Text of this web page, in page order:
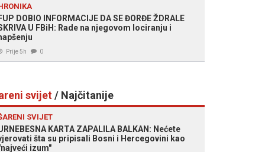
DOBIO INFORMACIJE DA SE ĐORĐE ŽDRALE
U FBiH: Rade na njegovom lociranju i
Prije 5h 0
svijet/ Najčitanije
SVIJET
KARTA ZAPALILA BALKAN: Nećete
šta su pripisali Bosni i Hercegovini kao
izum"